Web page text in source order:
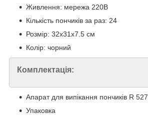
Живлення: мережа 220В
Кількість пончиків за раз: 24
Розмір: 32х31х7.5 см
Колір: чорний
Комплектація:
Апарат для випікання пончиків R 527
Упаковка